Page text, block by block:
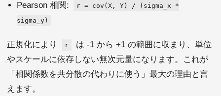
Pearson 相関:
r = cov(X, Y) / (sigma_x *
sigma_y)
正規化により r
は -1 から +1 の範囲に収まり、単位
やスケールに依存しない無次元量になります。これが
「相関係数を共分散の代わりに使う」最大の理由と言
えます。